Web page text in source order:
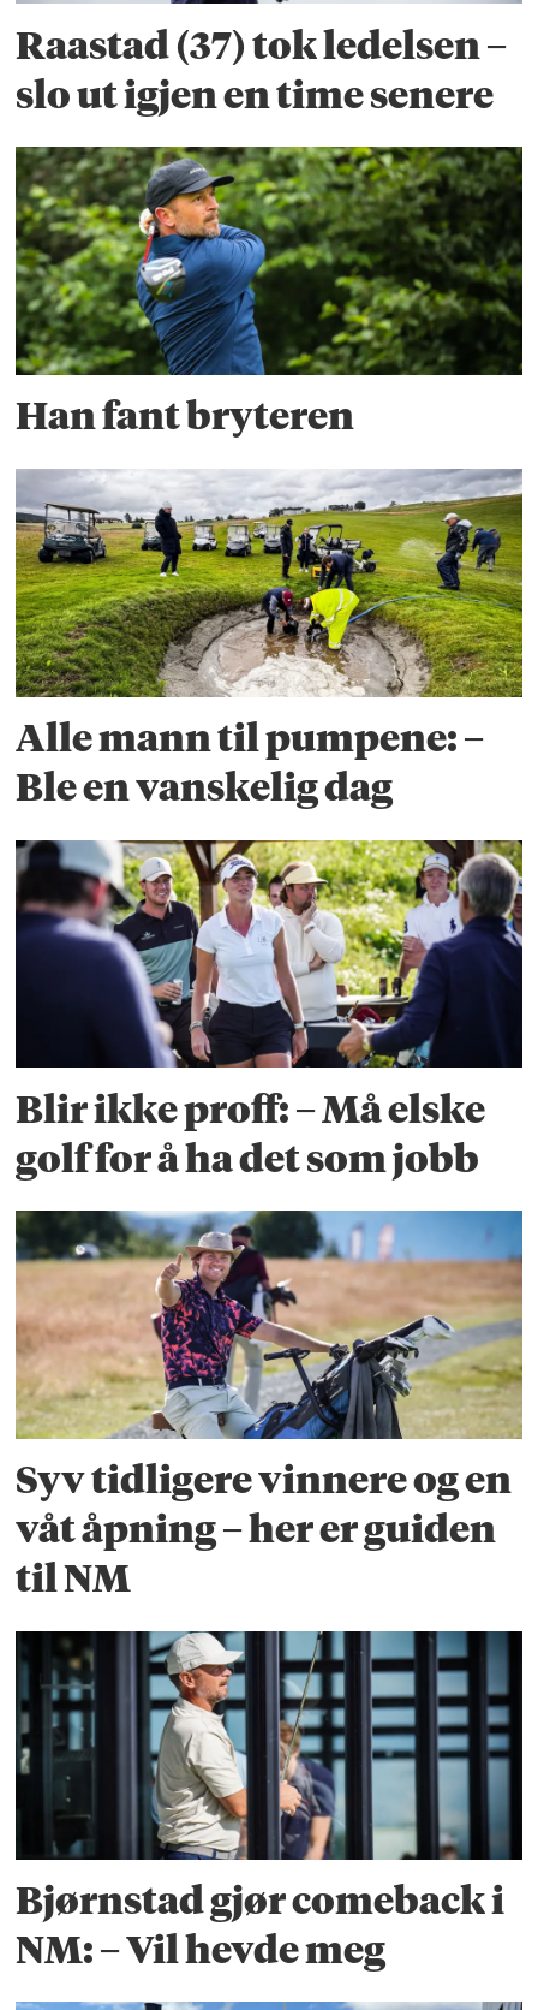
Raastad (37) tok ledelsen –
slo ut igjen en time senere
Han fant bryteren
Alle mann til pumpene: –
Ble en vanskelig dag
Blir ikke proff: – Må elske
golf for å ha det som jobb
Syv tidligere vinnere og en
våt åpning – her er guiden
til NM
Bjørnstad gjør comeback i
NM: – Vil hevde meg